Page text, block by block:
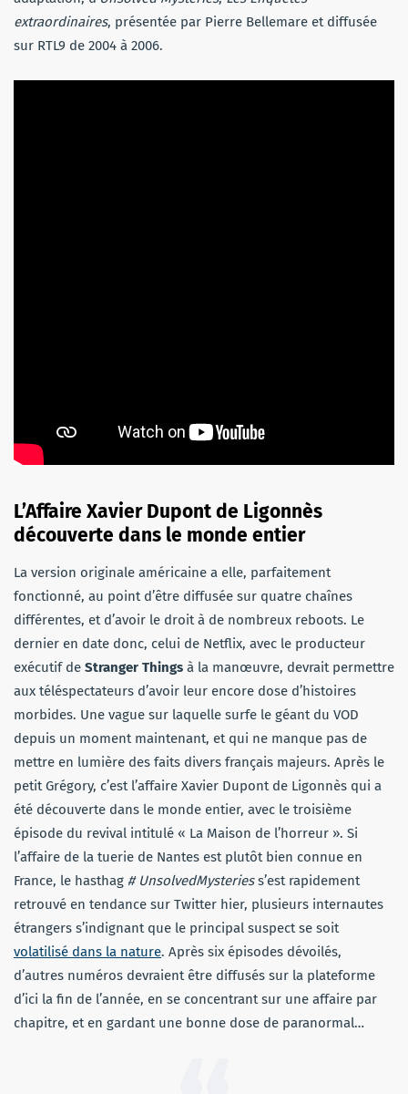
extraordinaires, présentée par Pierre Bellemare et diffusée
sur RTL9 de 2004 à 2006.
L’Affaire Xavier Dupont de Ligonnès
découverte dans le monde entier
La version originale américaine a elle, parfaitement
fonctionné, au point d’être diffusée sur quatre chaînes
différentes, et d’avoir le droit à de nombreux reboots. Le
dernier en date donc, celui de Netflix, avec le producteur
exécutif de Stranger Things à la manœuvre, devrait permettre
aux téléspectateurs d’avoir leur encore dose d’histoires
morbides. Une vague sur laquelle surfe le géant du VOD
depuis un moment maintenant, et qui ne manque pas de
mettre en lumière des faits divers français majeurs. Après le
petit Grégory, c’est l’affaire Xavier Dupont de Ligonnès qui a
été découverte dans le monde entier, avec le troisième
épisode du revival intitulé « La Maison de l’horreur ». Si
l’affaire de la tuerie de Nantes est plutôt bien connue en
France, le hasthag # UnsolvedMysteriess’est rapidement
retrouvé en tendance sur Twitter hier, plusieurs internautes
étrangers s’indignant que le principal suspect se soit
volatilisé dans la nature. Après six épisodes dévoilés,
d’autres numéros devraient être diffusés sur la plateforme
d’ici la fin de l’année, en se concentrant sur une affaire par
chapitre, et en gardant une bonne dose de paranormal…